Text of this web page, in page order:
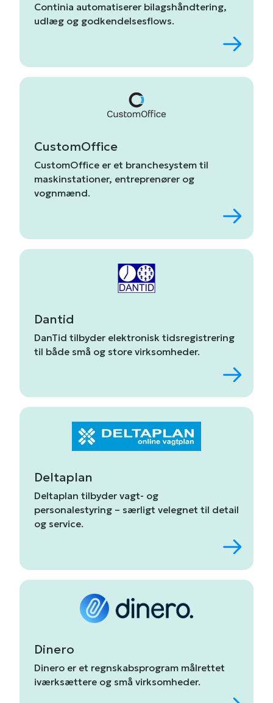
Continia automatiserer bilagshåndtering,
udlæg og godkendelsesflows.
CustomOffice
CustomOffice er et branchesystem til
maskinstationer, entreprenører og
vognmænd.
Dantid
DanTid tilbyder elektronisk tidsregistrering
til både små og store virksomheder.
Deltaplan
Deltaplan tilbyder vagt- og
personalestyring– særligt velegnet til detail
og service.
Dinero
Dinero er et regnskabsprogram målrettet
iværksættere og små virksomheder.